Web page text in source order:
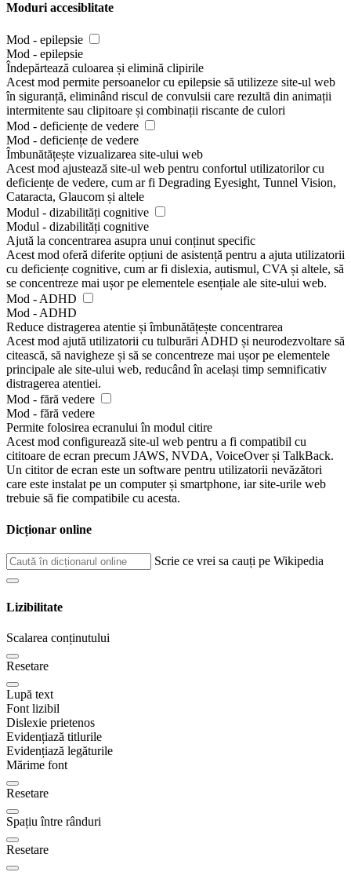
Moduri accesiblitate
Mod - epilepsie
Mod - epilepsie
Îndepărtează culoarea și elimină clipirile
Acest mod permite persoanelor cu epilepsie să utilizeze site-ul web
în siguranță, eliminând riscul de convulsii care rezultă din animații
intermitente sau clipitoare și combinații riscante de culori
Mod - deficiențe de vedere
Mod - deficiențe de vedere
Îmbunătățește vizualizarea site-ului web
Acest mod ajustează site-ul web pentru confortul utilizatorilor cu
deficiențe de vedere, cum ar fi Degrading Eyesight, Tunnel Vision,
Cataracta, Glaucom și altele
Modul - dizabilități cognitive
Modul - dizabilități cognitive
Ajută la concentrarea asupra unui conținut specific
Acest mod oferă diferite opțiuni de asistență pentru a ajuta utilizatorii
cu deficiențe cognitive, cum ar fi dislexia, autismul, CVA și altele, să
se concentreze mai ușor pe elementele esențiale ale site-ului web.
Mod - ADHD
Mod - ADHD
Reduce distragerea atentie și îmbunătățește concentrarea
Acest mod ajută utilizatorii cu tulburări ADHD și neurodezvoltare să
citească, să navigheze și să se concentreze mai ușor pe elementele
principale ale site-ului web, reducând în același timp semnificativ
distragerea atentiei.
Mod - fără vedere
Mod - fără vedere
Permite folosirea ecranului în modul citire
Acest mod configurează site-ul web pentru a fi compatibil cu
cititoare de ecran precum JAWS, NVDA, VoiceOver și TalkBack.
Un cititor de ecran este un software pentru utilizatorii nevăzători
care este instalat pe un computer și smartphone, iar site-urile web
trebuie să fie compatibile cu acesta.
Dicționar online
Scrie ce vrei sa cauți pe Wikipedia
Lizibilitate
Scalarea conținutului
Resetare
Lupă text
Font lizibil
Dislexie prietenos
Evidențiază titlurile
Evidențiază legăturile
Mărime font
Resetare
Spațiu între rânduri
Resetare